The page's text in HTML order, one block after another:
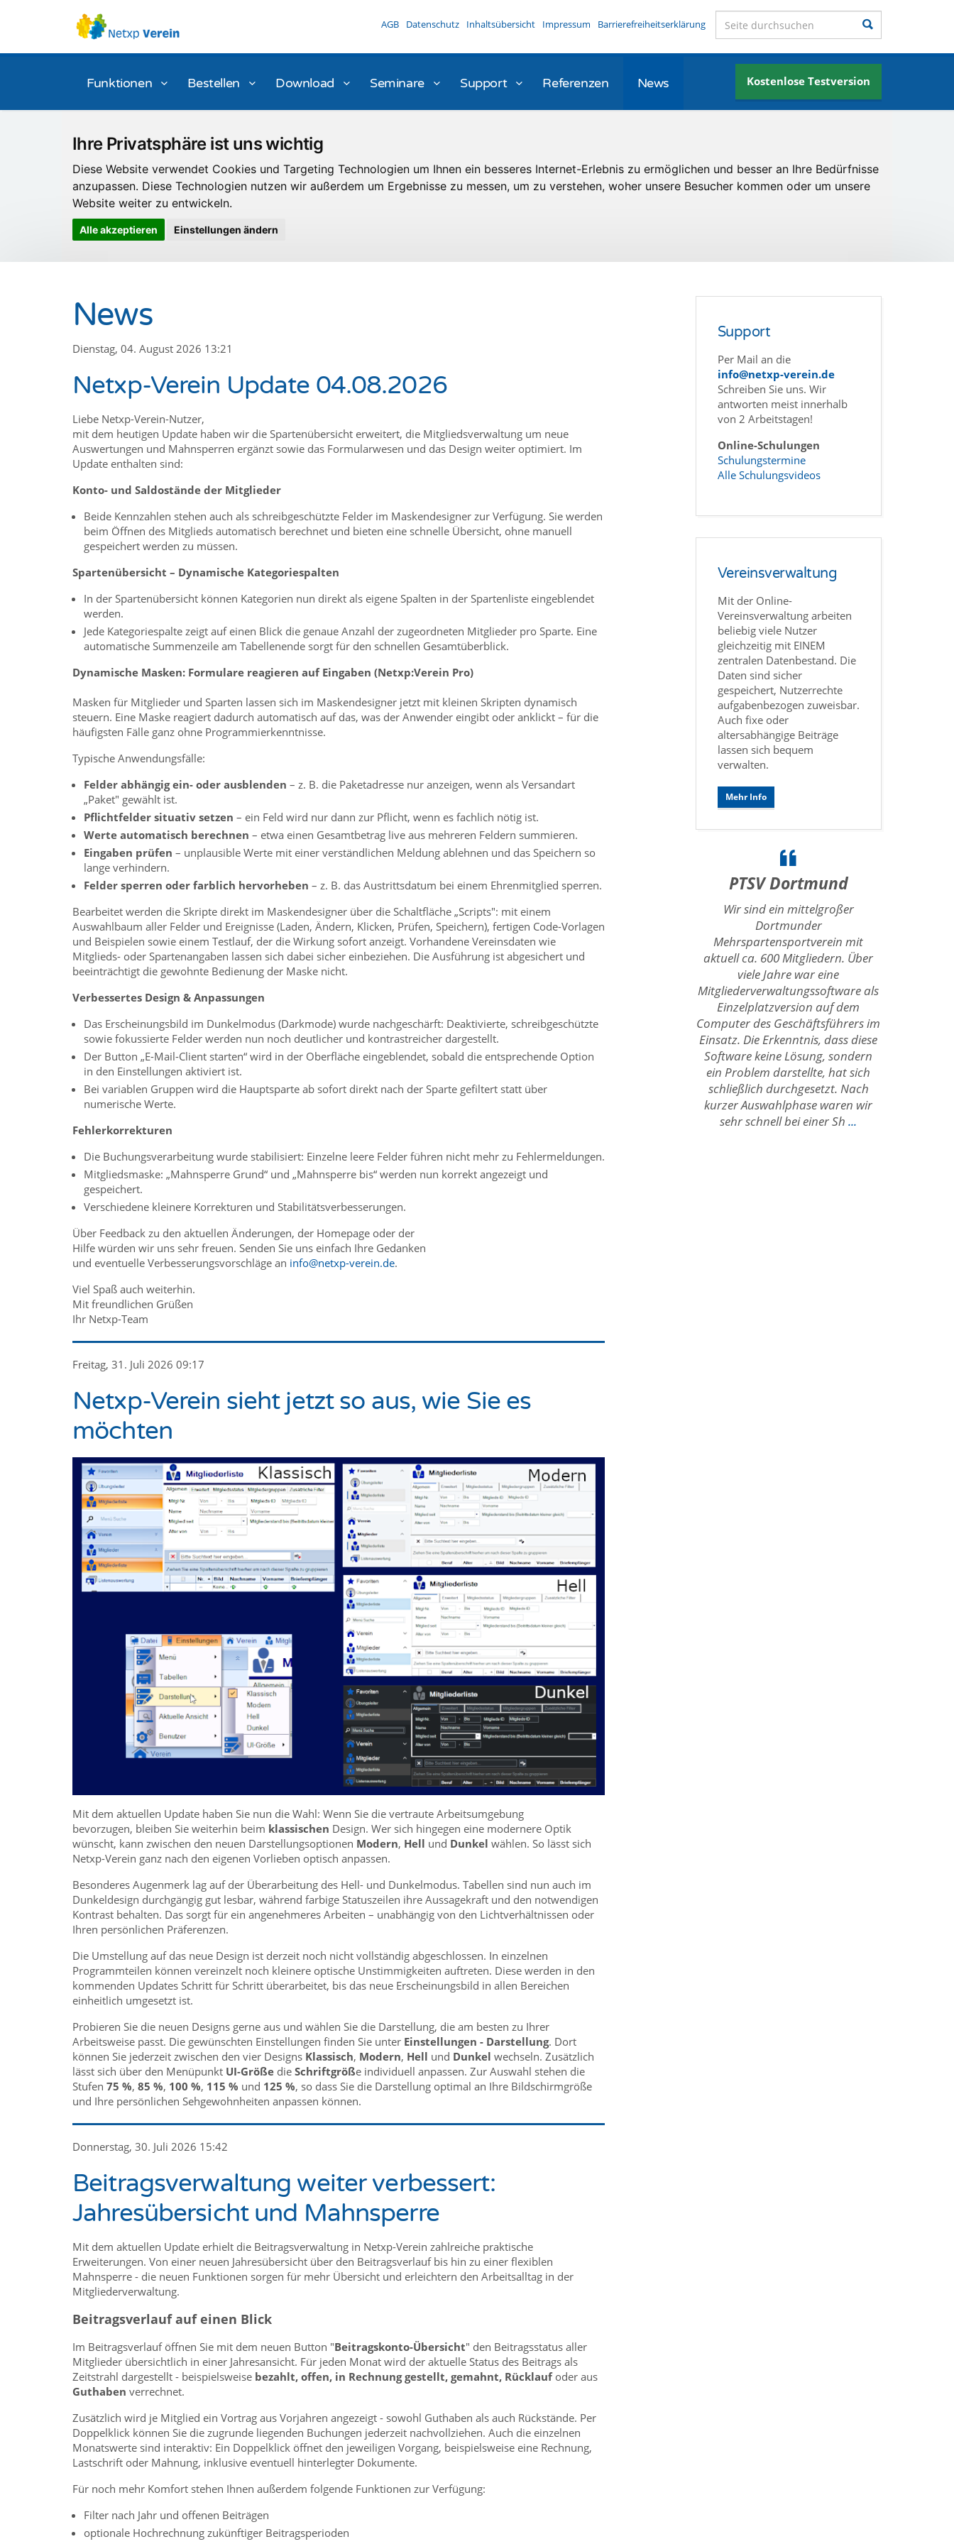
Ihre Privatsphäre ist uns wichtig
Diese Website verwendet Cookies und Targeting Technologien um Ihnen ein besseres Internet-Erlebnis zu ermöglichen und besser an Ihre Bedürfnisse
anzupassen. Diese Technologien nutzen wir außerdem um Ergebnisse zu messen, um zu verstehen, woher unsere Besucher kommen oder um unsere
Website weiter zu entwickeln.
Alle akzeptieren Einstellungen ändern
Kostenlose Testversion
Funktionen Bestellen Download Seminare Support Referenzen News
Suchen
AGB Datenschutz Inhaltsübersicht Impressum Barrierefreiheitserklärung
News
Dienstag, 04. August 2026 13:21
Netxp-Verein Update 04.08.2026
Liebe Netxp-Verein-Nutzer,
mit dem heutigen Update haben wir die Spartenübersicht erweitert, die Mitgliedsverwaltung um neue
Auswertungen und Mahnsperren ergänzt sowie das Formularwesen und das Design weiter optimiert. Im
Update enthalten sind:
Konto- und Saldostände der Mitglieder
Beide Kennzahlen stehen auch als schreibgeschützte Felder im Maskendesigner zur Verfügung. Sie werden
beim Öffnen des Mitglieds automatisch berechnet und bieten eine schnelle Übersicht, ohne manuell
gespeichert werden zu müssen.
Spartenübersicht – Dynamische Kategoriespalten
In der Spartenübersicht können Kategorien nun direkt als eigene Spalten in der Spartenliste eingeblendet
werden.
Jede Kategoriespalte zeigt auf einen Blick die genaue Anzahl der zugeordneten Mitglieder pro Sparte. Eine
automatische Summenzeile am Tabellenende sorgt für den schnellen Gesamtüberblick.
Dynamische Masken: Formulare reagieren auf Eingaben (Netxp:Verein Pro)
Masken für Mitglieder und Sparten lassen sich im Maskendesigner jetzt mit kleinen Skripten dynamisch
steuern. Eine Maske reagiert dadurch automatisch auf das, was der Anwender eingibt oder anklickt – für die
häufigsten Fälle ganz ohne Programmierkenntnisse.
Typische Anwendungsfälle:
Felder abhängig ein- oder ausblenden – z. B. die Paketadresse nur anzeigen, wenn als Versandart
„Paket" gewählt ist.
Pflichtfelder situativ setzen – ein Feld wird nur dann zur Pflicht, wenn es fachlich nötig ist.
Werte automatisch berechnen – etwa einen Gesamtbetrag live aus mehreren Feldern summieren.
Eingaben prüfen – unplausible Werte mit einer verständlichen Meldung ablehnen und das Speichern so
lange verhindern.
Felder sperren oder farblich hervorheben – z. B. das Austrittsdatum bei einem Ehrenmitglied sperren.
Bearbeitet werden die Skripte direkt im Maskendesigner über die Schaltfläche „Scripts": mit einem
Auswahlbaum aller Felder und Ereignisse (Laden, Ändern, Klicken, Prüfen, Speichern), fertigen Code-Vorlagen
und Beispielen sowie einem Testlauf, der die Wirkung sofort anzeigt. Vorhandene Vereinsdaten wie
Mitglieds- oder Spartenangaben lassen sich dabei sicher einbeziehen. Die Ausführung ist abgesichert und
beeinträchtigt die gewohnte Bedienung der Maske nicht.
Verbessertes Design & Anpassungen
Das Erscheinungsbild im Dunkelmodus (Darkmode) wurde nachgeschärft: Deaktivierte, schreibgeschützte
sowie fokussierte Felder werden nun noch deutlicher und kontrastreicher dargestellt.
Der Button „E-Mail-Client starten“ wird in der Oberfläche eingeblendet, sobald die entsprechende Option
in den Einstellungen aktiviert ist.
Bei variablen Gruppen wird die Hauptsparte ab sofort direkt nach der Sparte gefiltert statt über
numerische Werte.
Fehlerkorrekturen
Die Buchungsverarbeitung wurde stabilisiert: Einzelne leere Felder führen nicht mehr zu Fehlermeldungen.
Mitgliedsmaske: „Mahnsperre Grund“ und „Mahnsperre bis“ werden nun korrekt angezeigt und
gespeichert.
Verschiedene kleinere Korrekturen und Stabilitätsverbesserungen.
Über Feedback zu den aktuellen Änderungen, der Homepage oder der
Hilfe würden wir uns sehr freuen. Senden Sie uns einfach Ihre Gedanken
und eventuelle Verbesserungsvorschläge an info@netxp-verein.de.
Viel Spaß auch weiterhin.
Mit freundlichen Grüßen
Ihr Netxp-Team
Freitag, 31. Juli 2026 09:17
Netxp-Verein sieht jetzt so aus, wie Sie es
möchten
Mit dem aktuellen Update haben Sie nun die Wahl: Wenn Sie die vertraute Arbeitsumgebung
bevorzugen, bleiben Sie weiterhin beim klassischen Design. Wer sich hingegen eine modernere Optik
wünscht, kann zwischen den neuen Darstellungsoptionen Modern, Hell und Dunkel wählen. So lässt sich
Netxp-Verein ganz nach den eigenen Vorlieben optisch anpassen.
Besonderes Augenmerk lag auf der Überarbeitung des Hell- und Dunkelmodus. Tabellen sind nun auch im
Dunkeldesign durchgängig gut lesbar, während farbige Statuszeilen ihre Aussagekraft und den notwendigen
Kontrast behalten. Das sorgt für ein angenehmeres Arbeiten – unabhängig von den Lichtverhältnissen oder
Ihren persönlichen Präferenzen.
Die Umstellung auf das neue Design ist derzeit noch nicht vollständig abgeschlossen. In einzelnen
Programmteilen können vereinzelt noch kleinere optische Unstimmigkeiten auftreten. Diese werden in den
kommenden Updates Schritt für Schritt überarbeitet, bis das neue Erscheinungsbild in allen Bereichen
einheitlich umgesetzt ist.
Probieren Sie die neuen Designs gerne aus und wählen Sie die Darstellung, die am besten zu Ihrer
Arbeitsweise passt. Die gewünschten Einstellungen finden Sie unter Einstellungen - Darstellung. Dort
können Sie jederzeit zwischen den vier Designs Klassisch, Modern, Hell und Dunkel wechseln. Zusätzlich
lässt sich über den Menüpunkt UI-Größe die Schriftgröße individuell anpassen. Zur Auswahl stehen die
Stufen 75 %, 85 %, 100 %, 115 % und 125 %, so dass Sie die Darstellung optimal an Ihre Bildschirmgröße
und Ihre persönlichen Sehgewohnheiten anpassen können.
Donnerstag, 30. Juli 2026 15:42
Beitragsverwaltung weiter verbessert:
Jahresübersicht und Mahnsperre
Mit dem aktuellen Update erhielt die Beitragsverwaltung in Netxp-Verein zahlreiche praktische
Erweiterungen. Von einer neuen Jahresübersicht über den Beitragsverlauf bis hin zu einer flexiblen
Mahnsperre - die neuen Funktionen sorgen für mehr Übersicht und erleichtern den Arbeitsalltag in der
Mitgliederverwaltung.
Beitragsverlauf auf einen Blick
Im Beitragsverlauf öffnen Sie mit dem neuen Button "Beitragskonto-Übersicht" den Beitragsstatus aller
Mitglieder übersichtlich in einer Jahresansicht. Für jeden Monat wird der aktuelle Status des Beitrags als
Zeitstrahl dargestellt - beispielsweise bezahlt, offen, in Rechnung gestellt, gemahnt, Rücklauf oder aus
Guthaben verrechnet.
Zusätzlich wird je Mitglied ein Vortrag aus Vorjahren angezeigt - sowohl Guthaben als auch Rückstände. Per
Doppelklick können Sie die zugrunde liegenden Buchungen jederzeit nachvollziehen. Auch die einzelnen
Monatswerte sind interaktiv: Ein Doppelklick öffnet den jeweiligen Vorgang, beispielsweise eine Rechnung,
Lastschrift oder Mahnung, inklusive eventuell hinterlegter Dokumente.
Für noch mehr Komfort stehen Ihnen außerdem folgende Funktionen zur Verfügung:
Filter nach Jahr und offenen Beiträgen
optionale Hochrechnung zukünftiger Beitragsperioden
Support
Per Mail an die
info@netxp-verein.de
Schreiben Sie uns. Wir
antworten meist innerhalb
von 2 Arbeitstagen!
Online-Schulungen
Schulungstermine
Alle Schulungsvideos
Vereinsverwaltung
Mit der Online-
Vereinsverwaltung arbeiten
beliebig viele Nutzer
gleichzeitig mit EINEM
zentralen Datenbestand. Die
Daten sind sicher
gespeichert, Nutzerrechte
aufgabenbezogen zuweisbar.
Auch fixe oder
altersabhängige Beiträge
lassen sich bequem
verwalten.
Mehr Info
PTSV Dortmund
Wir sind ein mittelgroßer
Dortmunder
Mehrspartensportverein mit
aktuell ca. 600 Mitgliedern. Über
viele Jahre war eine
Mitgliederverwaltungssoftware als
Einzelplatzversion auf dem
Computer des Geschäftsführers im
Einsatz. Die Erkenntnis, dass diese
Software keine Lösung, sondern
ein Problem darstellte, hat sich
schließlich durchgesetzt. Nach
kurzer Auswahlphase waren wir
sehr schnell bei einer Sh...